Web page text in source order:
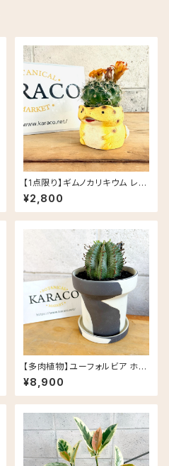
【1点限り】ギムノカリキウム レオ
パ 多肉植物 クラッスラ レオパー
ドゲッコー ヒョウモントカゲモド
キ レジン鉢
¥2,800
【多肉植物】ユーフォルビア ホリ
ダ PLUS the green FIKA PO
T セサミラテ
¥8,900